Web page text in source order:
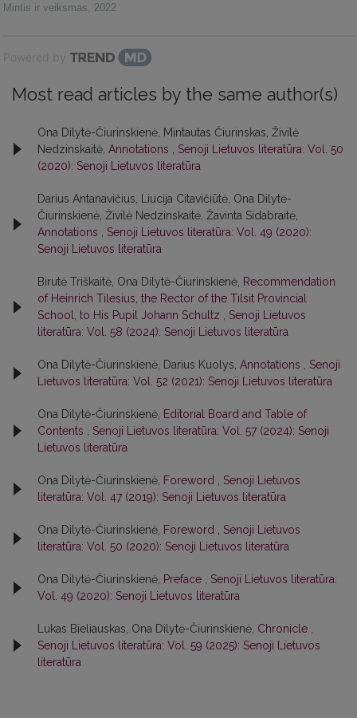
Mintis ir veiksmas
2022
Powered by
Most read articles by the same author(s)
Ona Dilytė-Čiurinskienė, Mintautas Čiurinskas, Živilė
Nedzinskaitė, Annotations
Senoji Lietuvos literatūra: Vol. 50
(2020): Senoji Lietuvos literatūra
Darius Antanavičius, Liucija Citavičiūtė, Ona Dilytė-
Čiurinskienė, Živilė Nedzinskaitė, Žavinta Sidabraitė,
Annotations
Senoji Lietuvos literatūra: Vol. 49 (2020):
Senoji Lietuvos literatūra
Birutė Triškaitė, Ona Dilytė-Čiurinskienė, Recommendation
of Heinrich Tilesius, the Rector of the Tilsit Provincial
School, to His Pupil Johann Schultz
Senoji Lietuvos
literatūra: Vol. 58 (2024): Senoji Lietuvos literatūra
Ona Dilytė-Čiurinskienė, Darius Kuolys, Annotations
Senoji
Lietuvos literatūra: Vol. 52 (2021): Senoji Lietuvos literatūra
Ona Dilytė-Čiurinskienė, Editorial Board and Table of
Contents
Senoji Lietuvos literatūra: Vol. 57 (2024): Senoji
Lietuvos literatūra
Ona Dilytė-Čiurinskienė, Foreword
Senoji Lietuvos
literatūra: Vol. 47 (2019): Senoji Lietuvos literatūra
Ona Dilytė-Čiurinskienė, Foreword
Senoji Lietuvos
literatūra: Vol. 50 (2020): Senoji Lietuvos literatūra
Ona Dilytė-Čiurinskienė, Preface
Senoji Lietuvos literatūra:
Vol. 49 (2020): Senoji Lietuvos literatūra
Lukas Bieliauskas, Ona Dilytė-Čiurinskienė, Chronicle
Senoji Lietuvos literatūra: Vol. 59 (2025): Senoji Lietuvos
literatūra